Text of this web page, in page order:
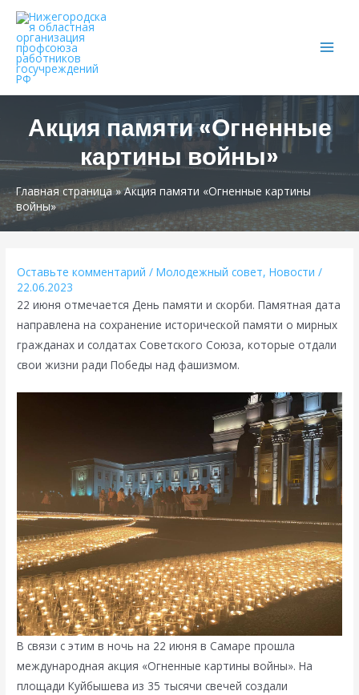
Акция памяти «Огненные
картины войны»
Главная страница»Акция памяти «Огненные картины
войны»
Оставьте комментарий /Молодежный совет,Новости /
22.06.2023
22 июня отмечается День памяти и скорби. Памятная дата
направлена на сохранение исторической памяти о мирных
гражданах и солдатах Советского Союза, которые отдали
свои жизни ради Победы над фашизмом.
В связи с этим в ночь на 22 июня в Самаре прошла
международная акция «Огненные картины войны». На
площади Куйбышева из 35 тысячи свечей создали